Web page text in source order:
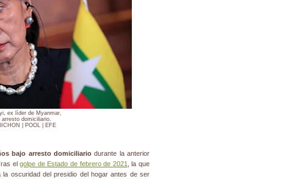
ex líder de Myanmar,
arresto domiciliario.
| POOL | EFE
bajo arresto domiciliariodurante la anterior
elgolpe de Estado de febrero de 2021
, la que
oscuridad del presidio del hogar antes de ser